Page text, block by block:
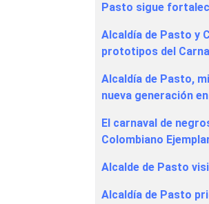
Pasto sigue
Alcaldía de Pasto y
prototipos del
Alcaldía de Pasto,
nueva generación
El carnaval de
Colombiano
Alcalde de Pasto
Alcaldía de Pasto